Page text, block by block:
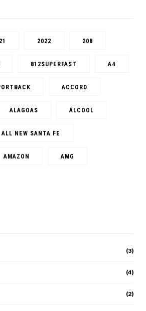
2022 208
812SUPERFAST A4
ACCORD
ALAGOAS ÁLCOOL
ALL NEW SANTA FE
AMAZON AMG
(3)
(4)
(2)